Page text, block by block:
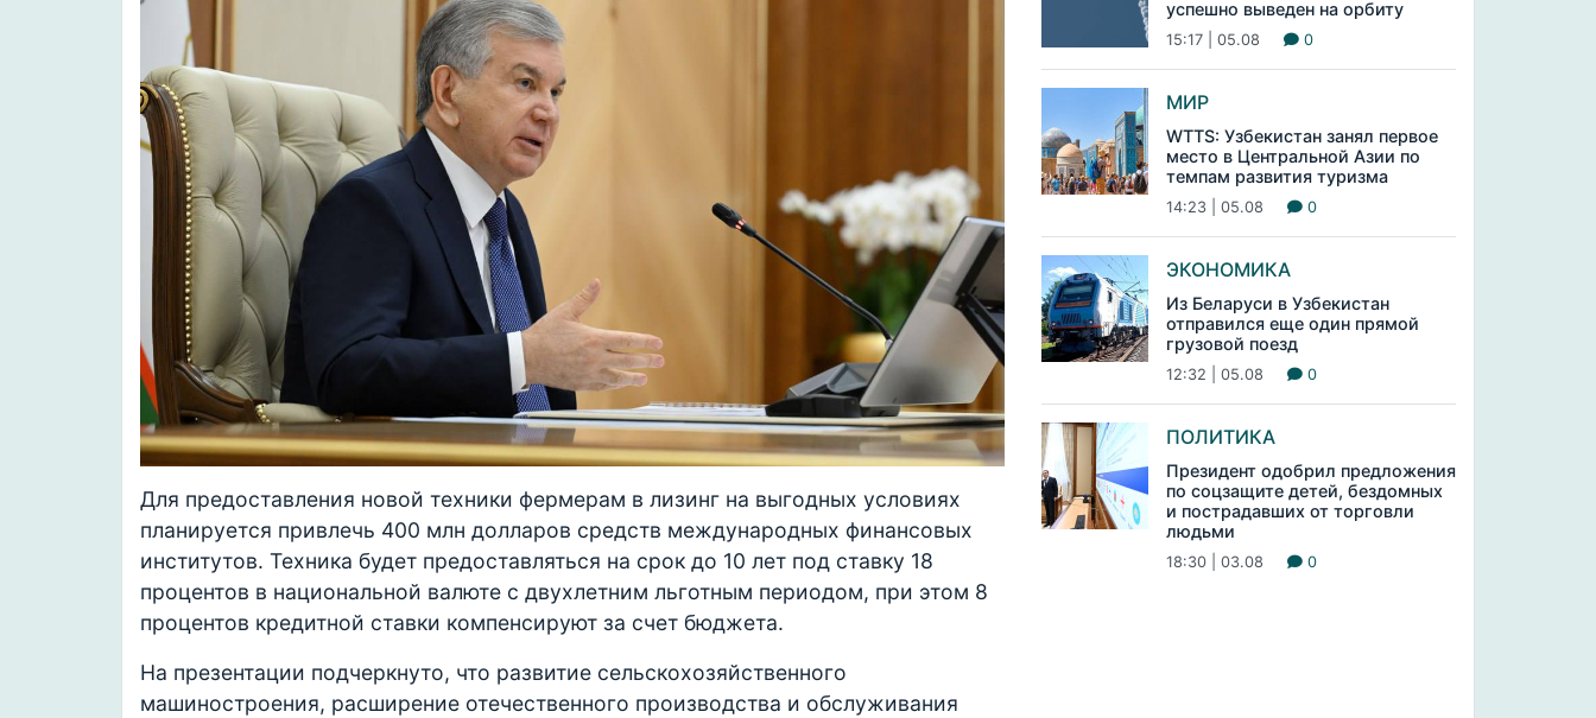
Для предоставления новой техники фермерам в лизинг на выгодных условиях
планируется привлечь 400 млн долларов средств международных финансовых
институтов. Техника будет предоставляться на срок до 10 лет под ставку 18
процентов в национальной валюте с двухлетним льготным периодом, при этом 8
процентов кредитной ставки компенсируют за счет бюджета.
На презентации подчеркнуто, что развитие сельскохозяйственного
машиностроения, расширение отечественного производства и обслуживания
успешно выведен на орбиту
15:17 | 05.08 0
МИР
WTTS: Узбекистан занял первое
место в Центральной Азии по
темпам развития туризма
14:23 | 05.08 0
ЭКОНОМИКА
Из Беларуси в Узбекистан
отправился еще один прямой
грузовой поезд
12:32 | 05.08 0
ПОЛИТИКА
Президент одобрил предложения
по соцзащите детей, бездомных
и пострадавших от торговли
людьми
18:30 | 03.08 0